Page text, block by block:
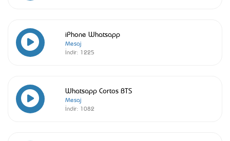
iPhone Whatsapp
Mesaj
İndir: 1225
Whatsapp Cortos BTS
Mesaj
İndir: 1082